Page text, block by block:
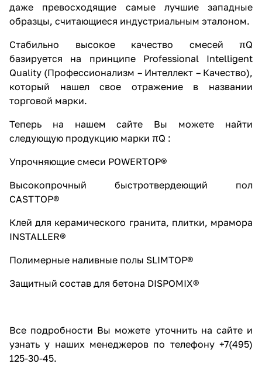
даже превосходящие самые лучшие западные
образцы, считающиеся индустриальным эталоном.
Стабильно высокое качество смесей πQ
базируется на принципе Professional Intelligent
Quality (Профессионализм – Интеллект – Качество),
который нашел свое отражение в названии
торговой марки.
Теперь на нашем сайте Вы можете найти
следующую продукцию марки πQ :
Упрочняющие смеси POWERTOP®
Высокопрочный быстротвердеющий пол
CASTTOP®
Клей для керамического гранита, плитки, мрамора
INSTALLER®
Полимерные наливные полы SLIMTOP®
Защитный состав для бетона DISPOMIX®
Все подробности Вы можете уточнить на сайте и
узнать у наших менеджеров по телефону +7(495)
125-30-45.